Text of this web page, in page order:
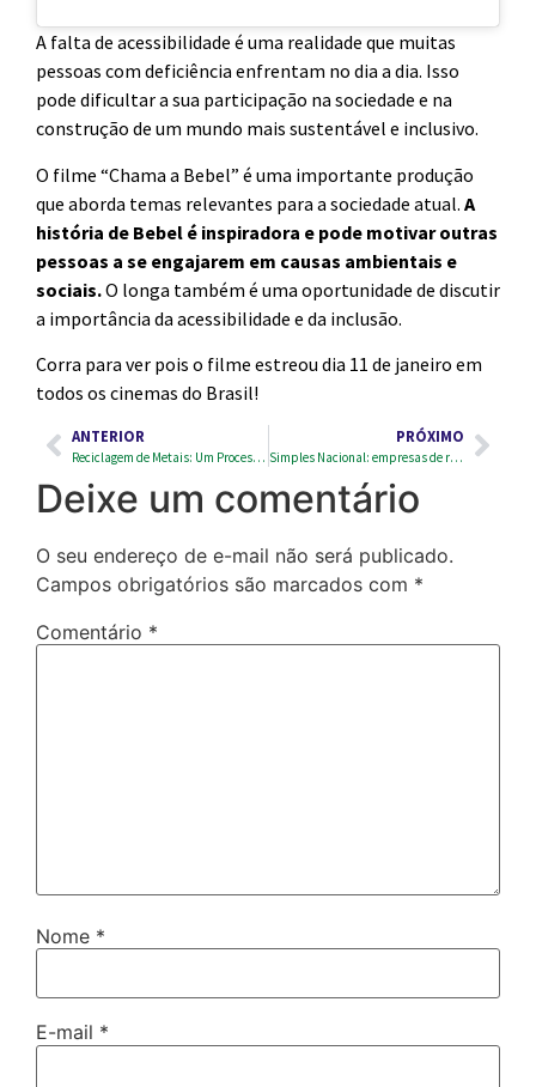
A falta de acessibilidade é uma realidade que muitas
pessoas com deficiência enfrentam no dia a dia. Isso
pode dificultar a sua participação na sociedade e na
construção de um mundo mais sustentável e inclusivo.
O filme “Chama a Bebel” é uma importante produção
que aborda temas relevantes para a sociedade atual. A
história de Bebel é inspiradora e pode motivar outras
pessoas a se engajarem em causas ambientais e
sociais.O longa também é uma oportunidade de discutir
a importância da acessibilidade e da inclusão.
Corra para ver pois o filme estreou dia 11 de janeiro em
todos os cinemas do Brasil!
ANTERIOR
Reciclagem de Metais: Um Processo que vai Além das Latas de Alumínio
PRÓXIMO
Simples Nacional: empresas de reciclagem podem ser beneficiadas
Deixe um comentário
O seu endereço de e-mail não será publicado.
Campos obrigatórios são marcados com *
Comentário *
Nome *
E-mail *